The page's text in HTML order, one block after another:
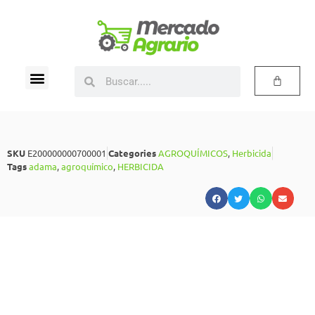
SKU E200000000700001 CategoriesAGROQUÍMICOS, Herbicida
Tagsadama,agroquímico, HERBICIDA